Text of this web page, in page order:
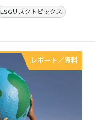
ESGリスクトピックス
レポート／資料